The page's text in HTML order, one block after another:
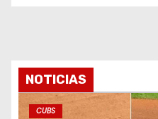
NOTICIAS
CUBS